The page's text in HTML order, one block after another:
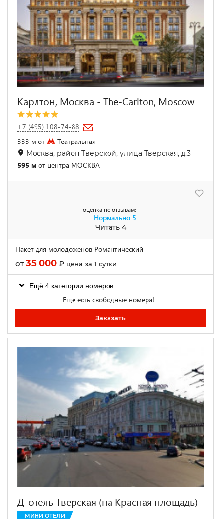
Карлтон, Москва - The-Carlton, Moscow
+7 (495) 108-74-88
333 м от
Театральная
Москва, район Тверской, улица Тверская, д.3
595 м от центра МОСКВА
оценка по отзывам:
Нормально 5
Читать 4
Пакет для молодоженов Романтический
от35 000 ₽ цена за 1 сутки
Ещё 4 категории номеров
Ещё есть свободные номера!
Заказать
Д-отель Тверская (на Красная площадь)
МИНИ ОТЕЛИ